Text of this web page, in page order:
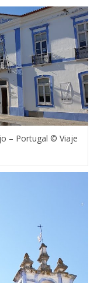
– Portugal © Viaje